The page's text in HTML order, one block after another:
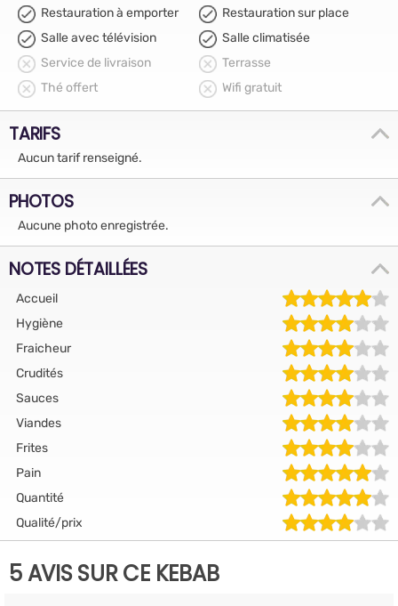
Restauration à emporter
Restauration sur place
Salle avec télévision
Salle climatisée
Service de livraison
Terrasse
Thé offert
Wifi gratuit
TARIFS
Aucun tarif renseigné.
PHOTOS
Aucune photo enregistrée.
NOTES DÉTAILLÉES
Accueil
Hygiène
Fraicheur
Crudités
Sauces
Viandes
Frites
Pain
Quantité
Qualité/prix
5 AVIS SUR CE KEBAB